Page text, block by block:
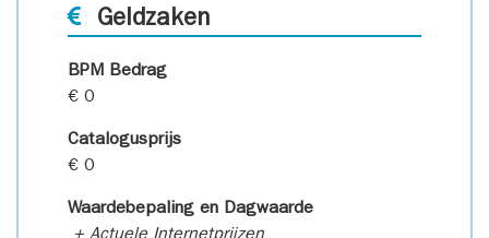
Geldzaken
BPM Bedrag
€ 0
Catalogusprijs
€ 0
Waardebepaling en Dagwaarde